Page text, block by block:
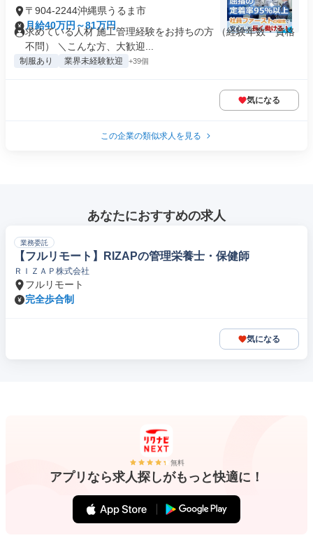
〒904-2244沖縄県うるま市
月給40万円～81万円
求めている人材 施工管理経験をお持ちの方 （経験年数・資格
不問） ＼こんな方、大歓迎...
制服あり 業界未経験歓迎 +39個
気になる
この企業の類似求人を見る
あなたにおすすめの求人
業務委託
【フルリモート】RIZAPの管理栄養士・保健師
ＲＩＺＡＰ株式会社
フルリモート
完全歩合制
気になる
無料
アプリなら求人探しがもっと快適に！